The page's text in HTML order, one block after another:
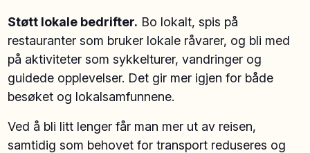
Støtt lokale bedrifter. Bo lokalt, spis på
restauranter som bruker lokale råvarer, og bli med
på aktiviteter som sykkelturer, vandringer og
guidede opplevelser. Det gir mer igjen for både
besøket og lokalsamfunnene.
Ved å bli litt lenger får man mer ut av reisen,
samtidig som behovet for transport reduseres og